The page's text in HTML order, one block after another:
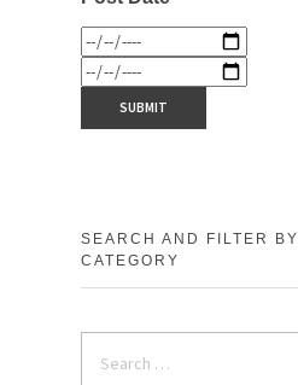
SEARCH AND FILTER BY
CATEGORY